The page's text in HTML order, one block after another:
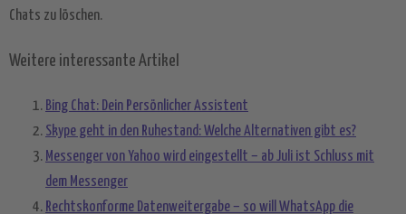
Chats zu löschen.
Weitere interessante Artikel
Bing Chat: Dein Persönlicher Assistent
Skype geht in den Ruhestand: Welche Alternativen gibt es?
Messenger von Yahoo wird eingestellt – ab Juli ist Schluss mit
dem Messenger
Rechtskonforme Datenweitergabe – so will WhatsApp die